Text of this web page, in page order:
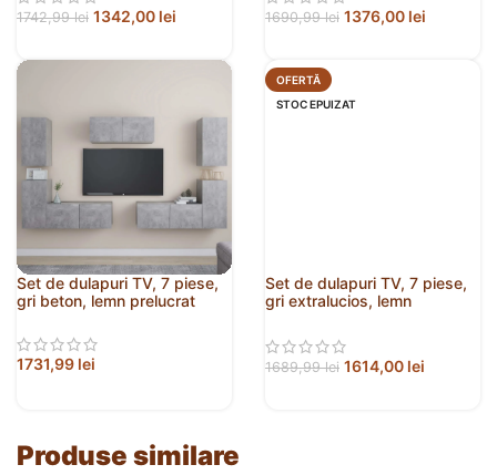
1742,99lei 1342,00 lei 1690,99lei 1376,00 lei
Set de dulapuri TV, 7 piese,
gri beton, lemn prelucrat
1731,99 lei
OFERTĂ
STOC EPUIZAT
Set de dulapuri TV, 7 piese,
gri extralucios, lemn
1689,99lei 1614,00 lei
Produse similare